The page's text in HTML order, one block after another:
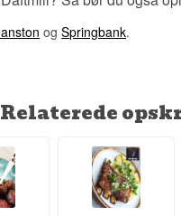
smager anderledes end
samme anlæg.
ogSpringbank.
Relaterede